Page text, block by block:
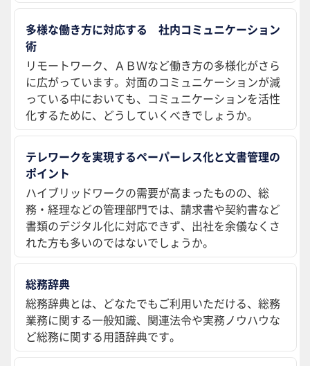
多様な働き方に対応する 社内コミュニケーション
術
リモートワーク、ＡＢＷなど働き方の多様化がさら
に広がっています。対面のコミュニケーションが減
っている中においても、コミュニケーションを活性
化するために、どうしていくべきでしょうか。
テレワークを実現するペーパーレス化と文書管理の
ポイント
ハイブリッドワークの需要が高まったものの、総
務・経理などの管理部門では、請求書や契約書など
書類のデジタル化に対応できず、出社を余儀なくさ
れた方も多いのではないでしょうか。
総務辞典
総務辞典とは、どなたでもご利用いただける、総務
業務に関する一般知識、関連法令や実務ノウハウな
ど総務に関する用語辞典です。